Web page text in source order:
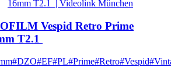
Vespid Retro Prime
T2.1
#DZO#EF#PL#Prime#Retro#Vespid